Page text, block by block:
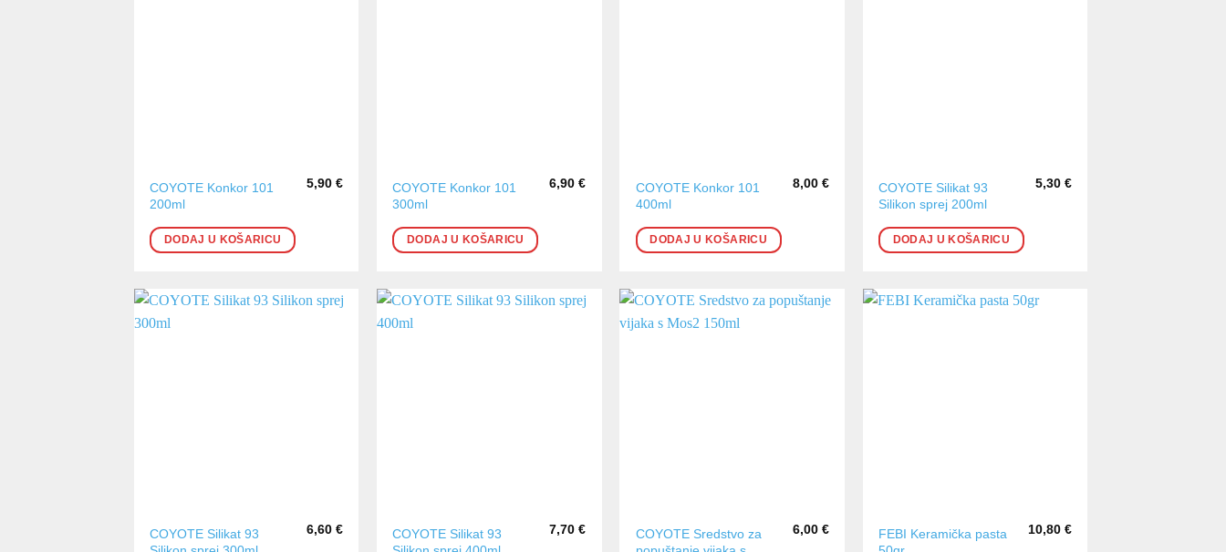
COYOTE Konkor 101
200ml
5,90€
DODAJ U KOŠARICU
COYOTE Konkor 101
300ml
6,90€
DODAJ U KOŠARICU
COYOTE Konkor 101
400ml
8,00 €
DODAJ U KOŠARICU
COYOTE Silikat 93
Silikon sprej 200ml
5,30 €
DODAJ U KOŠARICU
COYOTE Silikat 93
6,60€
COYOTE Silikat 93
7,70€
COYOTE Sredstvo za
6,00 €
FEBI Keramička pasta
10,80 €